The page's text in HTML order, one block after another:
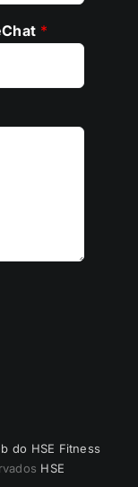
*
do HSE Fitness
HSE